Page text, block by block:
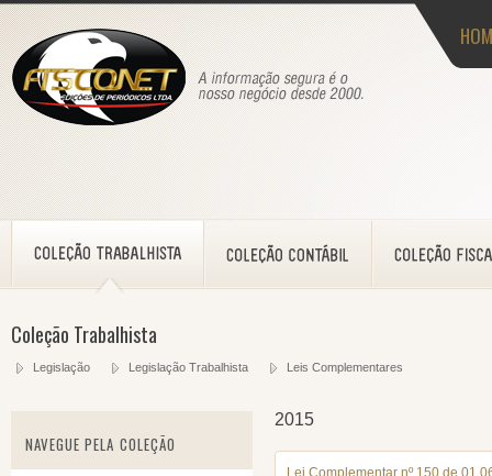
Coleção Trabalhista
Legislação Legislação Trabalhista Leis Complementares
NAVEGUE PELA COLEÇÃO
2015
Lei Complementar nº 150 de